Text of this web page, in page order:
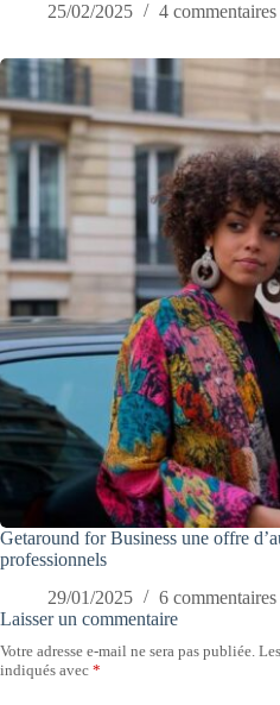
25/02/2025
4 commentaires
Getaround for Business une offre
professionnels
29/01/2025
6 commentaires
Laisser un commentaire
Votre adresse e-mail ne sera pas publiée.
indiqués avec *